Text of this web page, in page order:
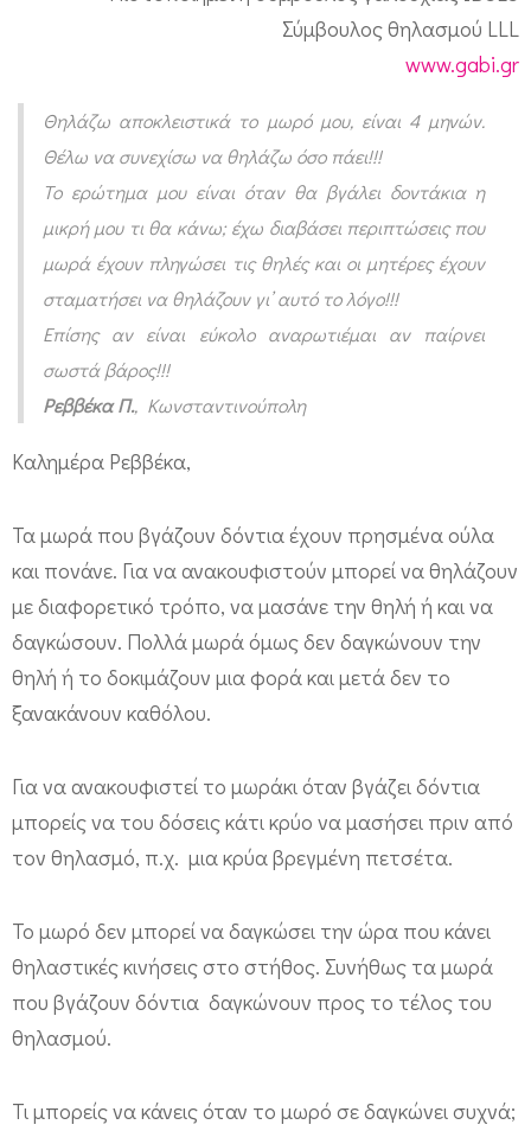
α
ε
ά
δ
ο
τ
ά
κ
α
!
Σύμβουλος θηλασμού LLL
www.gabi.gr
Θηλάζω αποκλειστικά το μωρό μου, είναι 4 μηνών.
Θέλω να συνεχίσω να θηλάζω όσο πάει!!!
Το ερώτημα μου είναι όταν θα βγάλει δοντάκια η
μικρή μου τι θα κάνω; έχω διαβάσει περιπτώσεις που
μωρά έχουν πληγώσει τις θηλές και οι μητέρες έχουν
σταματήσει να θηλάζουν γι’ αυτό το λόγο!!!
Επίσης αν είναι εύκολο αναρωτιέμαι αν παίρνει
σωστά βάρος!!!
Ρεββέκα Π., Κωνσταντινούπολη
Καλημέρα Ρεββέκα,
Τα μωρά που βγάζουν δόντια έχουν πρησμένα ούλα
και πονάνε. Για να ανακουφιστούν μπορεί να θηλάζουν
με διαφορετικό τρόπο, να μασάνε την θηλή ή και να
δαγκώσουν. Πολλά μωρά όμως δεν δαγκώνουν την
θηλή ή το δοκιμάζουν μια φορά και μετά δεν το
ξανακάνουν καθόλου.
Για να ανακουφιστεί το μωράκι όταν βγάζει δόντια
μπορείς να του δόσεις κάτι κρύο να μασήσει πριν από
τον θηλασμό, π.χ. μια κρύα βρεγμένη πετσέτα.
Το μωρό δεν μπορεί να δαγκώσει την ώρα που κάνει
θηλαστικές κινήσεις στο στήθος. Συνήθως τα μωρά
που βγάζουν δόντια δαγκώνουν προς το τέλος του
θηλασμού.
Τι μπορείς να κάνεις όταν το μωρό σε δαγκώνει συχνά;